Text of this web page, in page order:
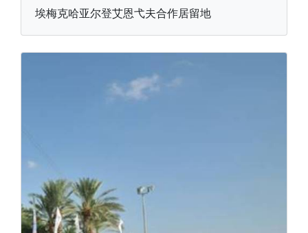
埃梅克哈亚尔登艾恩弋夫合作居留地